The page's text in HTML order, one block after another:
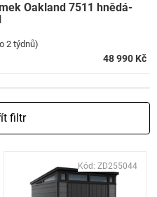
Oakland 7511 hnědá-
2 týdnů)
48 990 Kč
filtr
Kód: ZD255044